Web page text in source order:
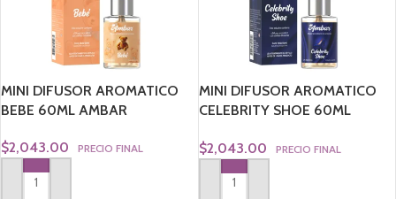
MINI DIFUSOR AROMATICO
BEBE 60ML AMBAR
$2,043.00 PRECIO FINAL
AGREGAR AL CARRITO
MINI DIFUSOR AROMATICO
CELEBRITY SHOE 60ML
$2,043.00 PRECIO FINAL
AGREGAR AL CARRITO